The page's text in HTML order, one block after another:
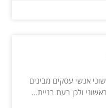
אנשי עסקים מבינים
ולכן בעת בניית...